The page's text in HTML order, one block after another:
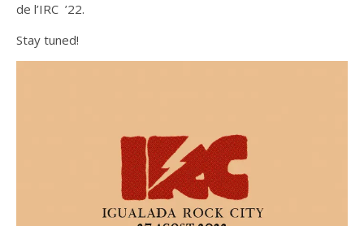
de l’IRC ’22.
Stay tuned!